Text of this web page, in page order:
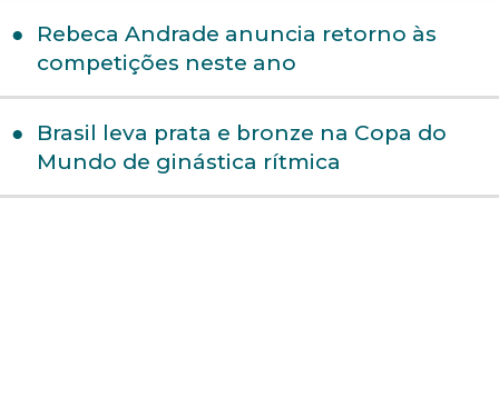
Rebeca Andrade anuncia retorno às
competições neste ano
Brasil leva prata e bronze na Copa do
Mundo de ginástica rítmica